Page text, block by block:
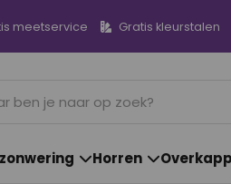
meetservice Gratis kleurstalen
Horren